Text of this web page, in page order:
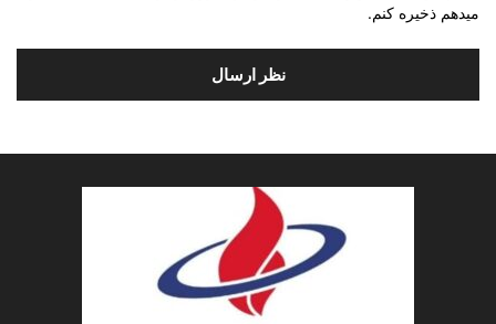
میدهم ذخیره کنم.